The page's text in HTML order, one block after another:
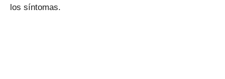
los síntomas.